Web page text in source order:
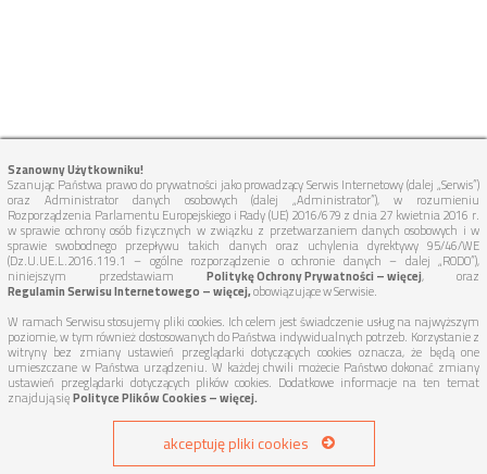
Szanowny Użytkowniku!
Szanując Państwa prawo do prywatności jako prowadzący Serwis Internetowy (dalej „Serwis”)
oraz Administrator danych osobowych (dalej „Administrator”), w rozumieniu
Rozporządzenia Parlamentu Europejskiego i Rady (UE) 2016/679 z dnia 27 kwietnia 2016 r.
w sprawie ochrony osób fizycznych w związku z przetwarzaniem danych osobowych i w
sprawie swobodnego przepływu takich danych oraz uchylenia dyrektywy 95/46/WE
(Dz.U.UE.L.2016.119.1 – ogólne rozporządzenie o ochronie danych – dalej „RODO”),
niniejszym przedstawiam Politykę Ochrony Prywatności – więcej, oraz
Regulamin Serwisu Internetowego – więcej,obowiązujące w Serwisie.
W ramach Serwisu stosujemy pliki cookies. Ich celem jest świadczenie usług na najwyższym
poziomie, w tym również dostosowanych do Państwa indywidualnych potrzeb. Korzystanie z
witryny bez zmiany ustawień przeglądarki dotyczących cookies oznacza, że będą one
umieszczane w Państwa urządzeniu. W każdej chwili możecie Państwo dokonać zmiany
ustawień przeglądarki dotyczących plików cookies. Dodatkowe informacje na ten temat
znajdują sięPolityce Plików Cookies – więcej.
akceptuję pliki cookies